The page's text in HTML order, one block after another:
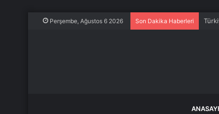
Perşembe, Ağustos 6 2026 Son Dakika Haberleri 4.